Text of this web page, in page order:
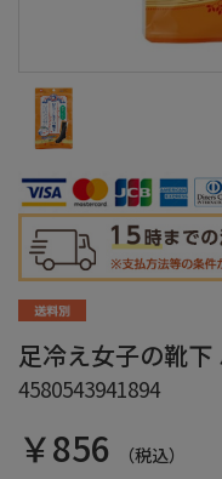
足冷え女子の靴
4580543941894
￥856 （税込）